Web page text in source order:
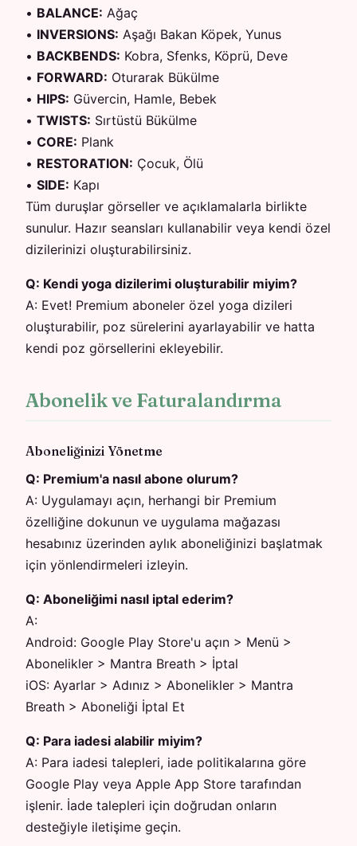
• BALANCE: Ağaç
• INVERSIONS: Aşağı Bakan Köpek, Yunus
• BACKBENDS: Kobra, Sfenks, Köprü, Deve
• FORWARD: Oturarak Bükülme
• HIPS: Güvercin, Hamle, Bebek
• TWISTS: Sırtüstü Bükülme
• CORE: Plank
• RESTORATION: Çocuk, Ölü
• SIDE: Kapı
Tüm duruşlar görseller ve açıklamalarla birlikte
sunulur. Hazır seansları kullanabilir veya kendi özel
dizilerinizi oluşturabilirsiniz.
Q: Kendi yoga dizilerimi oluşturabilir miyim?
A: Evet! Premium aboneler özel yoga dizileri
oluşturabilir, poz sürelerini ayarlayabilir ve hatta
kendi poz görsellerini ekleyebilir.
Abonelik ve Faturalandırma
Aboneliğinizi Yönetme
Q: Premium'a nasıl abone olurum?
A: Uygulamayı açın, herhangi bir Premium
özelliğine dokunun ve uygulama mağazası
hesabınız üzerinden aylık aboneliğinizi başlatmak
için yönlendirmeleri izleyin.
Q: Aboneliğimi nasıl iptal ederim?
A:
Android: Google Play Store'u açın > Menü >
Abonelikler > Mantra Breath > İptal
iOS: Ayarlar > Adınız > Abonelikler > Mantra
Breath > Aboneliği İptal Et
Q: Para iadesi alabilir miyim?
A: Para iadesi talepleri, iade politikalarına göre
Google Play veya Apple App Store tarafından
işlenir. İade talepleri için doğrudan onların
desteğiyle iletişime geçin.